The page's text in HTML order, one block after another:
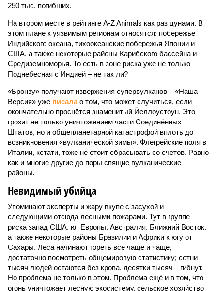
250 тыс. погибших.
На втором месте в рейтинге A-Z Animals как раз цунами. В
этом плане к уязвимым регионам относятся: побережье
Индийского океана, тихо­океанские побережья Японии и
США, а также некоторые районы Карибского бассейна и
Средиземноморья. То есть в зоне риска уже не только
Поднебесная с Индией – не так ли?
«Бронзу» получают извержения супервулканов – «Наша
Версия» уже писалао том, что может случиться, если
окончательно проснётся знаменитый Йеллоустоун. Это
грозит не только уничтожением части Соединённых
Штатов, но и общепланетарной катастрофой вплоть до
возникновения «вулканической зимы». Флегрейские поля в
Италии, кстати, тоже не стоит сбрасывать со счетов. Равно
как и многие другие до поры спящие вулканические
районы.
Невидимый убийца
Упоминают эксперты и жару вкупе с засухой и
следующими отсюда лесными пожарами. Тут в группе
риска запад США, юг Европы, Австралия, Ближний Восток,
а также некоторые районы Бразилии и Африки к югу от
Сахары. Леса начинают гореть всё чаще и чаще,
достаточно посмотреть общемировую статистику; сотни
тысяч людей остаются без крова, десятки тысяч – гибнут.
Но проблема не только в этом. Проблема ещё и в том, что
огонь уничтожает лесную экосистему, сельское хозяйство